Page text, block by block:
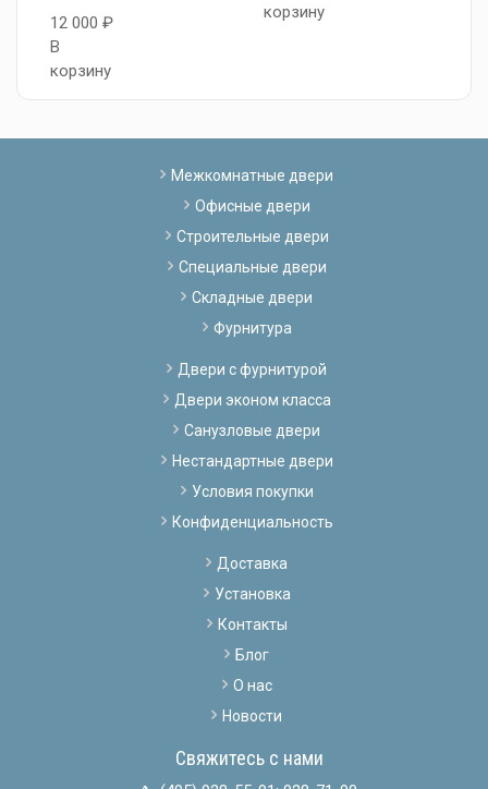
12 000 ₽
В
корзину
корзину
Межкомнатные двери
Офисные двери
Строительные двери
Специальные двери
Складные двери
Фурнитура
Двери с фурнитурой
Двери эконом класса
Санузловые двери
Нестандартные двери
Условия покупки
Конфиденциальность
Доставка
Установка
Контакты
Блог
О нас
Новости
Свяжитесь с нами